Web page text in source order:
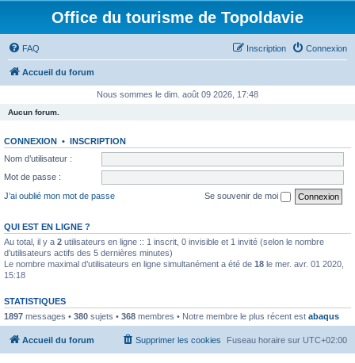
Office du tourisme de Topoldavie
FAQ Connexion
Inscription
Accueil du forum
Nous sommes le dim. août 09 2026, 17:48
Aucun forum.
CONNEXION • INSCRIPTION
Nom d’utilisateur :
Mot de passe :
J’ai oublié mon mot de passe
Se souvenir de moi
QUI EST EN LIGNE ?
Au total, il y a 2 utilisateurs en ligne :: 1 inscrit, 0 invisible et 1 invité (selon le nombre
d’utilisateurs actifs des 5 dernières minutes)
Le nombre maximal d’utilisateurs en ligne simultanément a été de 18 le mer. avr. 01 2020,
15:18
STATISTIQUES
1897 messages • 380 sujets • 368 membres • Notre membre le plus récent est abaqus
Accueil du forum Fuseau horaire sur UTC+02:00
Supprimer les cookies